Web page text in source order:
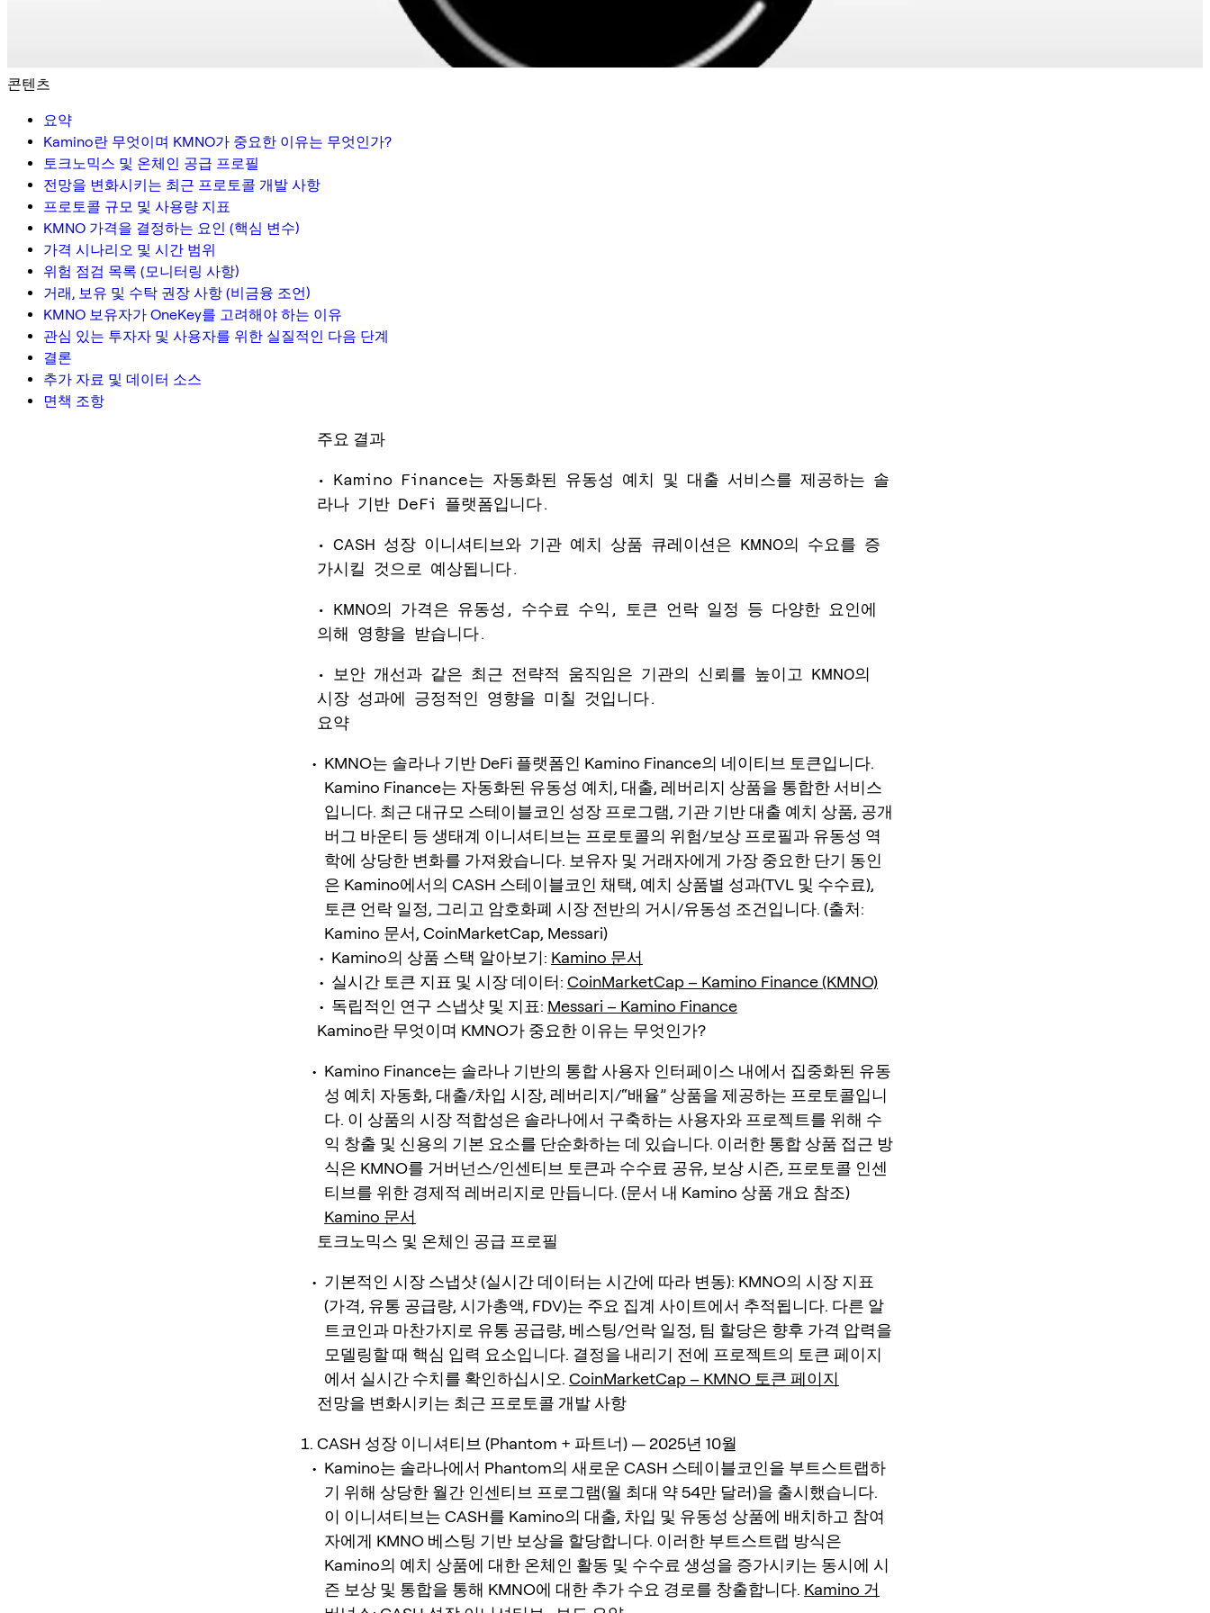
콘텐츠
요약
Kamino란 무엇이며 KMNO가 중요한 이유는 무엇인가?
토크노믹스 및 온체인 공급 프로필
전망을 변화시키는 최근 프로토콜 개발 사항
프로토콜 규모 및 사용량 지표
KMNO 가격을 결정하는 요인 (핵심 변수)
가격 시나리오 및 시간 범위
위험 점검 목록 (모니터링 사항)
거래, 보유 및 수탁 권장 사항 (비금융 조언)
KMNO 보유자가 OneKey를 고려해야 하는 이유
관심 있는 투자자 및 사용자를 위한 실질적인 다음 단계
결론
추가 자료 및 데이터 소스
면책 조항
주요 결과
• Kamino Finance는 자동화된 유동성 예치 및 대출 서비스를 제공하는 솔
라나 기반 DeFi 플랫폼입니다.
• CASH 성장 이니셔티브와 기관 예치 상품 큐레이션은 KMNO의 수요를 증
가시킬 것으로 예상됩니다.
• KMNO의 가격은 유동성, 수수료 수익, 토큰 언락 일정 등 다양한 요인에
의해 영향을 받습니다.
• 보안 개선과 같은 최근 전략적 움직임은 기관의 신뢰를 높이고 KMNO의
시장 성과에 긍정적인 영향을 미칠 것입니다.
요약
KMNO는 솔라나 기반 DeFi 플랫폼인 Kamino Finance의 네이티브 토큰입니다.
Kamino Finance는 자동화된 유동성 예치, 대출, 레버리지 상품을 통합한 서비스
입니다. 최근 대규모 스테이블코인 성장 프로그램, 기관 기반 대출 예치 상품, 공개
버그 바운티 등 생태계 이니셔티브는 프로토콜의 위험/보상 프로필과 유동성 역
학에 상당한 변화를 가져왔습니다. 보유자 및 거래자에게 가장 중요한 단기 동인
은 Kamino에서의 CASH 스테이블코인 채택, 예치 상품별 성과(TVL 및 수수료),
토큰 언락 일정, 그리고 암호화폐 시장 전반의 거시/유동성 조건입니다. (출처:
Kamino 문서, CoinMarketCap, Messari)
Kamino의 상품 스택 알아보기: Kamino 문서
실시간 토큰 지표 및 시장 데이터: CoinMarketCap – Kamino Finance (KMNO)
독립적인 연구 스냅샷 및 지표: Messari – Kamino Finance
Kamino란 무엇이며 KMNO가 중요한 이유는 무엇인가?
Kamino Finance는 솔라나 기반의 통합 사용자 인터페이스 내에서 집중화된 유동
성 예치 자동화, 대출/차입 시장, 레버리지/“배율” 상품을 제공하는 프로토콜입니
다. 이 상품의 시장 적합성은 솔라나에서 구축하는 사용자와 프로젝트를 위해 수
익 창출 및 신용의 기본 요소를 단순화하는 데 있습니다. 이러한 통합 상품 접근 방
식은 KMNO를 거버넌스/인센티브 토큰과 수수료 공유, 보상 시즌, 프로토콜 인센
티브를 위한 경제적 레버리지로 만듭니다. (문서 내 Kamino 상품 개요 참조)
Kamino 문서
토크노믹스 및 온체인 공급 프로필
기본적인 시장 스냅샷 (실시간 데이터는 시간에 따라 변동): KMNO의 시장 지표
(가격, 유통 공급량, 시가총액, FDV)는 주요 집계 사이트에서 추적됩니다. 다른 알
트코인과 마찬가지로 유통 공급량, 베스팅/언락 일정, 팀 할당은 향후 가격 압력을
모델링할 때 핵심 입력 요소입니다. 결정을 내리기 전에 프로젝트의 토큰 페이지
에서 실시간 수치를 확인하십시오. CoinMarketCap – KMNO 토큰 페이지
전망을 변화시키는 최근 프로토콜 개발 사항
CASH 성장 이니셔티브 (Phantom + 파트너) — 2025년 10월
Kamino는 솔라나에서 Phantom의 새로운 CASH 스테이블코인을 부트스트랩하
기 위해 상당한 월간 인센티브 프로그램(월 최대 약 54만 달러)을 출시했습니다.
이 이니셔티브는 CASH를 Kamino의 대출, 차입 및 유동성 상품에 배치하고 참여
자에게 KMNO 베스팅 기반 보상을 할당합니다. 이러한 부트스트랩 방식은
Kamino의 예치 상품에 대한 온체인 활동 및 수수료 생성을 증가시키는 동시에 시
즌 보상 및 통합을 통해 KMNO에 대한 추가 수요 경로를 창출합니다. Kamino 거